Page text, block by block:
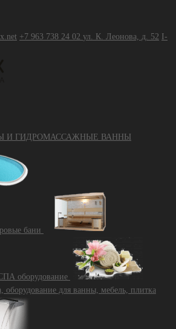
+7 963 738 24 02 ул. К. Леонова, д. 52 I-
И ГИДРОМАССАЖНЫЕ ВАННЫ
бани
оборудование
оборудование для ванны, мебель, плитка